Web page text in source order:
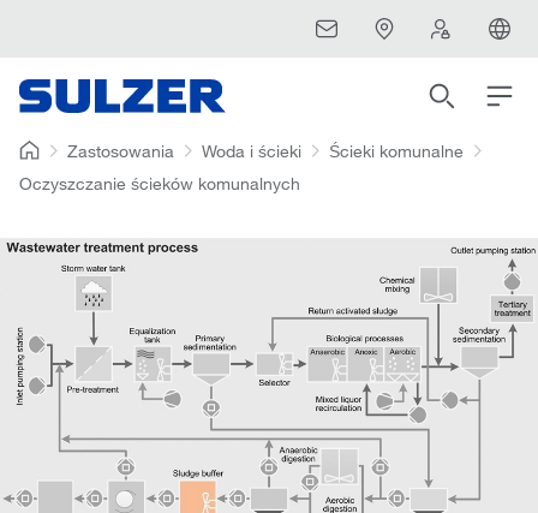
Zastosowania Woda i ścieki
Ścieki komunalne
Oczyszczanie ścieków komunalnych